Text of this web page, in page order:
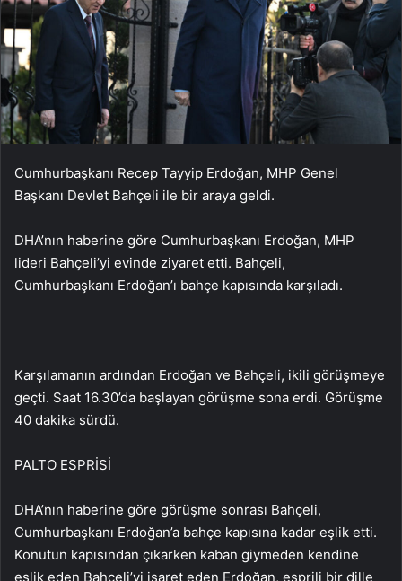
Cumhurbaşkanı Recep Tayyip Erdoğan, MHP Genel
Başkanı Devlet Bahçeli ile bir araya geldi.
DHA’nın haberine göre Cumhurbaşkanı Erdoğan, MHP
lideri Bahçeli’yi evinde ziyaret etti. Bahçeli,
Cumhurbaşkanı Erdoğan’ı bahçe kapısında karşıladı.
Karşılamanın ardından Erdoğan ve Bahçeli, ikili görüşmeye
geçti. Saat 16.30’da başlayan görüşme sona erdi. Görüşme
40 dakika sürdü.
PALTO ESPRİSİ
DHA’nın haberine göre görüşme sonrası Bahçeli,
Cumhurbaşkanı Erdoğan’a bahçe kapısına kadar eşlik etti.
Konutun kapısından çıkarken kaban giymeden kendine
eşlik eden Bahçeli’yi işaret eden Erdoğan, esprili bir dille